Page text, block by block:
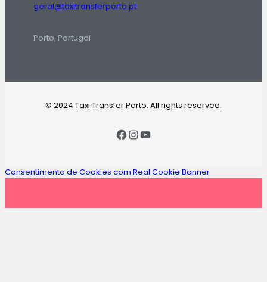
geral@taxitransferporto.pt
Porto, Portugal
© 2024 Taxi Transfer Porto. All rights reserved.
Consentimento de Cookies com Real Cookie Banner